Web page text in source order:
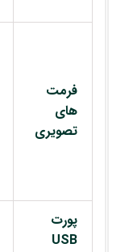
فرمت
های
تصویری
پورت
USB